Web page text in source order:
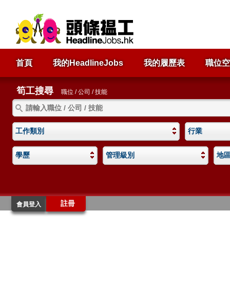
首頁 我的HeadlineJobs 我的履歷表 職位
筍工搜尋 職位 / 公司 / 技能
工作類別 行業
學歷 管理級別 地
會員登入 註冊